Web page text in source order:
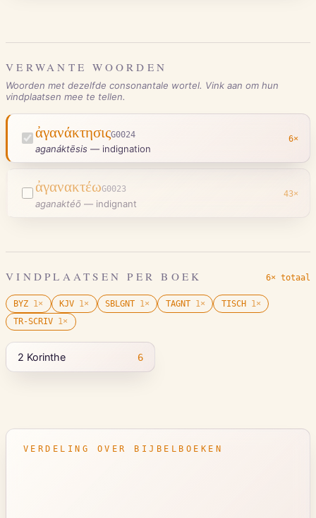
VERWANTE WOORDEN
Woorden met dezelfde consonantale wortel. Vink aan om hun
vindplaatsen mee te tellen.
ἀγανάκτησιςG0024
aganáktēsis — indignation
6×
ἀγανακτέωG0023
aganaktéō — indignant
43×
VINDPLAATSEN PER BOEK 6× totaal
BYZ 1 × KJV 1 × SBLGNT 1 × TAGNT 1 × TISCH 1 ×
TR-SCRIV 1×
2 Korinthe 6
VERDELING OVER BIJBELBOEKEN